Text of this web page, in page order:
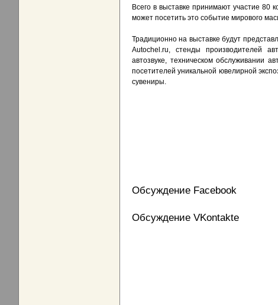
Всего в выставке принимают участие
может посетить это событие мирового
Традиционно на выставке будут
Autochel.ru, стенды производителей
автозвуке, техническом обслуживании
посетителей уникальной ювелирной
сувениры.
Обсуждение Facebook
Обсуждение VKontakte